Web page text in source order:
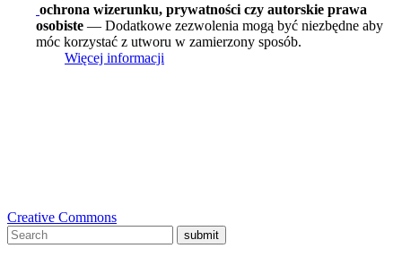
ochrona wizerunku, prywatności czy autorskie prawa
osobiste — Dodatkowe zezwolenia mogą być niezbędne aby
móc korzystać z utworu w zamierzony sposób.
Więcej informacji
Creative Commons
submit